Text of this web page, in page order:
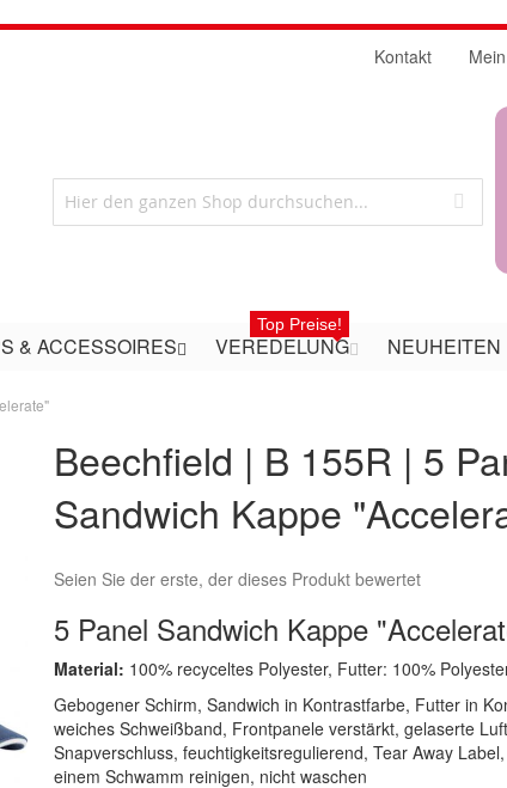
Kontakt
& ACCESSOIRES VEREDELUNG
Top Preise!
NEUHEITEN
Beechfield | B 155R | 5
Sandwich Kappe
Seien Sie der erste, der dieses Produkt bewertet
5 Panel Sandwich Kappe
Material: 100% recyceltes Polyester, Futter: 100%
Gebogener Schirm, Sandwich in Kontrastfarbe, Futter in
weiches Schweißband, Frontpanele verstärkt, gelaserte
Snapverschluss, feuchtigkeitsregulierend, Tear Away
einem Schwamm reinigen, nicht waschen